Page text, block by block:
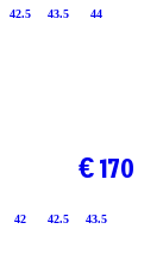
42.5 43.5 44
42 42.5 43.5
€ 170